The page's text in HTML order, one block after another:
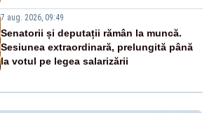
7 aug. 2026, 09:49
Senatorii și deputații rămân la muncă.
Sesiunea extraordinară, prelungită până
la votul pe legea salarizării